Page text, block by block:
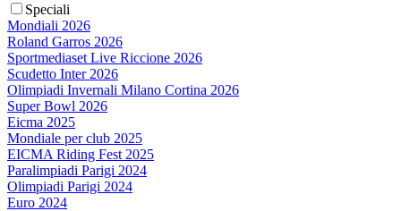
Speciali
Mondiali 2026
Roland Garros 2026
Sportmediaset Live Riccione 2026
Scudetto Inter 2026
Olimpiadi Invernali Milano Cortina 2026
Super Bowl 2026
Eicma 2025
Mondiale per club 2025
EICMA Riding Fest 2025
Paralimpiadi Parigi 2024
Olimpiadi Parigi 2024
Euro 2024